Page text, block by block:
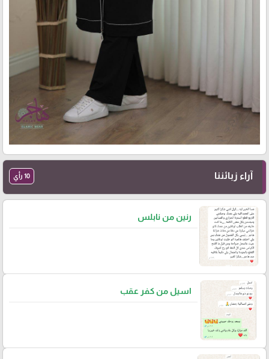
آراء زبائننا 10 رأي
رنين من نابلس
اسيل من كفر عقب